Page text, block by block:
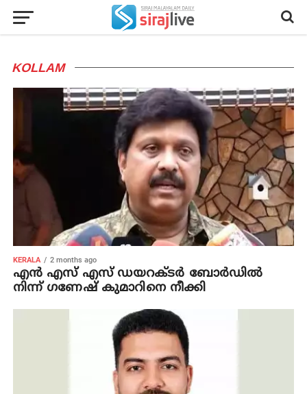
KOLLAM
KERALA 2 months ago
എൻ എസ് എസ് ഡയറക്ടർ ബോർഡിൽ
നിന്ന് ഗണേഷ് കുമാറിനെ നീക്കി